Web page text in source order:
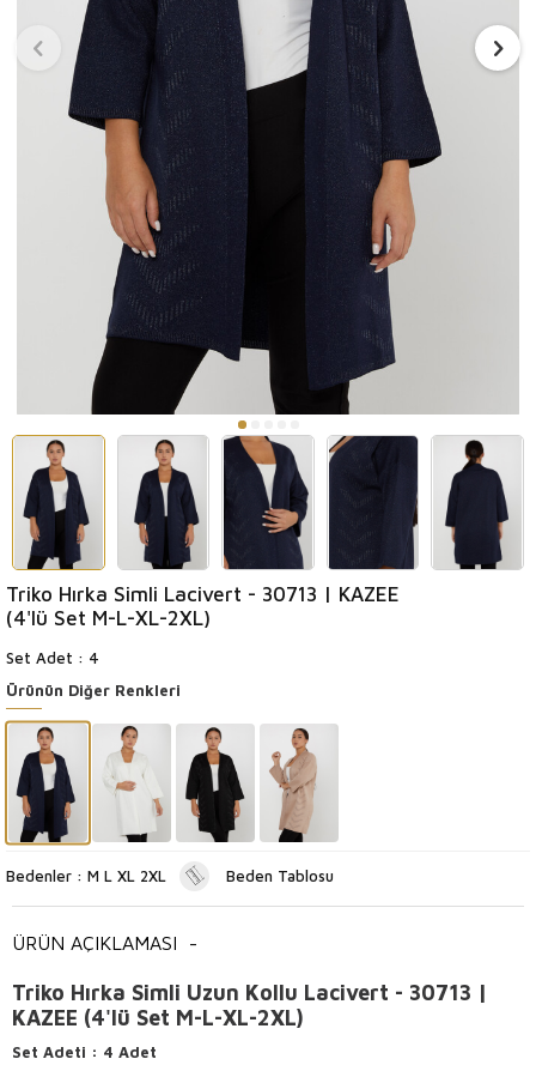
Triko Hırka Simli Lacivert - 30713 | KAZEE
(4'lü Set M-L-XL-2XL)
Set Adet : 4
Ürünün Diğer Renkleri
Bedenler : M L XL 2XL Beden Tablosu
ÜRÜN AÇIKLAMASI -
Triko Hırka Simli Uzun Kollu Lacivert - 30713 |
KAZEE (4'lü Set M-L-XL-2XL)
Set Adeti : 4 Adet